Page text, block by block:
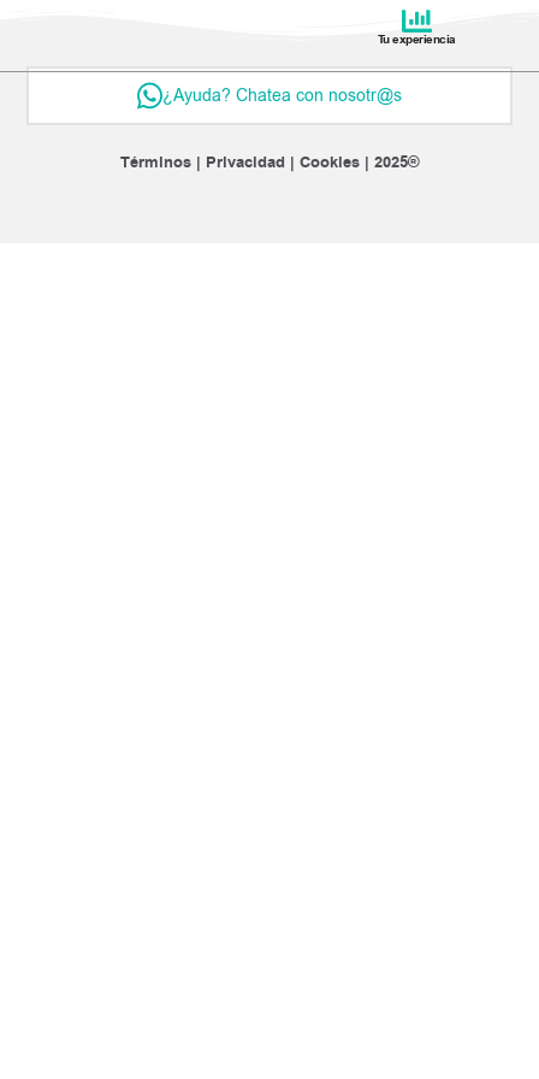
Tu experiencia
¿Ayuda? Chatea con nosotr@s
Términos | Privacidad | Cookies | 2025®